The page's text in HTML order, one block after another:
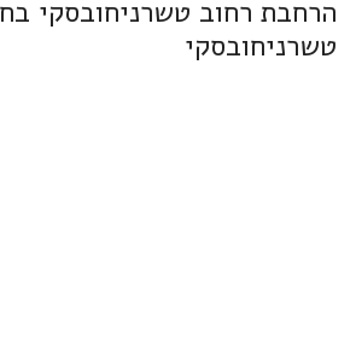
הרחבת רחוב טשרניחובסקי
טשרניחובסקי